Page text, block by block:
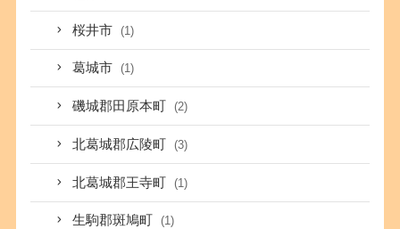
桜井市 (1)
葛城市 (1)
磯城郡田原本町 (2)
北葛城郡広陵町 (3)
北葛城郡王寺町 (1)
生駒郡斑鳩町 (1)